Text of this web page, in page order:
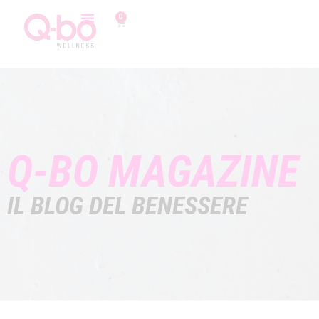
0
Q-BO MAGAZINE
IL BLOG DEL BENESSERE